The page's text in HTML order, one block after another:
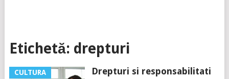
Etichetă: drepturi
CULTURA
Drepturi si responsabilitati